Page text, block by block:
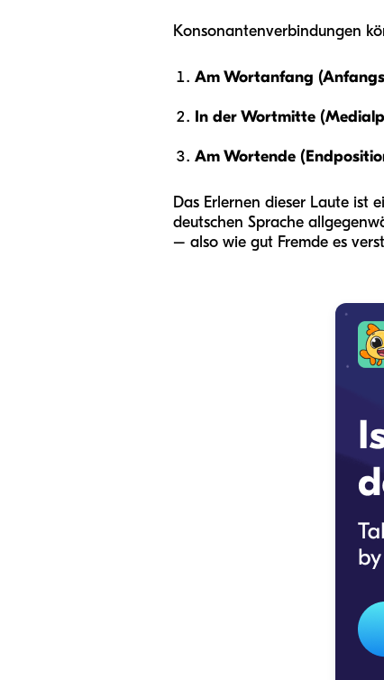
Konsonantenverbindungen
Am Wortanfang
In der Wortmitte
Am Wortende
Das Erlernen dieser Laute ist
deutschen Sprache
– also wie gut Fremde es